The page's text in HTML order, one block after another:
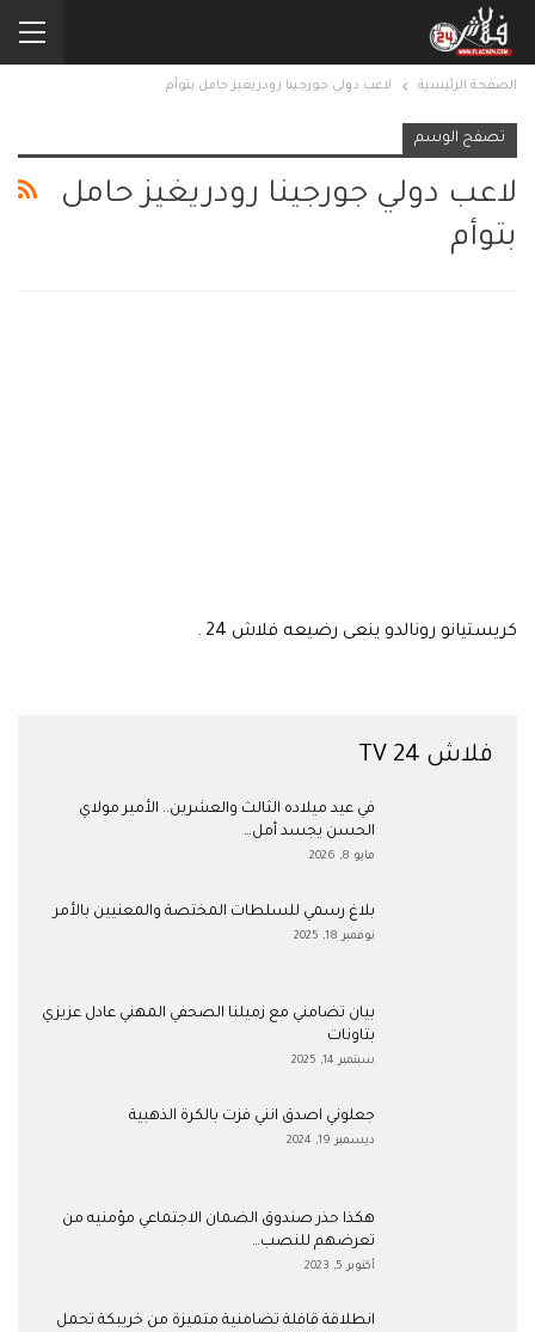
الصفحة الرئيسية لاعب دولي جورجينا رودريغيز حامل بتوأم
تصفح الوسم
لاعب دولي جورجينا رودريغيز حامل
بتوأم
كريستيانو رونالدو ينعى رضيعه فلاش 24 .
فلاش 24 TV
في عيد ميلاده الثالث والعشرين.. الأمير مولاي
الحسن يجسد أمل…
مايو 8, 2026
بلاغ رسمي للسلطات المختصة والمعنيين بالأمر
نوفمبر 18, 2025
بيان تضامني مع زميلنا الصحفي المهني عادل عزيزي
بتاونات
سبتمبر 14, 2025
جعلوني اصدق انني فزت بالكرة الذهبية
ديسمبر 19, 2024
هكذا حذر صندوق الضمان الاجتماعي مؤمنيه من
تعرضهم للنصب…
أكتوبر 5, 2023
انطلاقة قافلة تضامنية متميزة من خريبكة تحمل